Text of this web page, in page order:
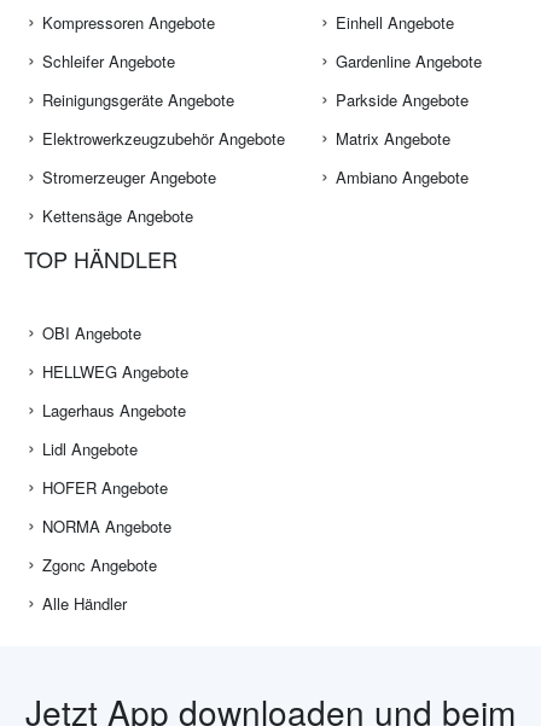
Kompressoren Angebote
Schleifer Angebote
Reinigungsgeräte Angebote
Elektrowerkzeugzubehör Angebote
Stromerzeuger Angebote
Kettensäge Angebote
Einhell Angebote
Gardenline Angebote
Parkside Angebote
Matrix Angebote
Ambiano Angebote
TOP HÄNDLER
OBI Angebote
HELLWEG Angebote
Lagerhaus Angebote
Lidl Angebote
HOFER Angebote
NORMA Angebote
Zgonc Angebote
Alle Händler
Jetzt App downloaden und beim